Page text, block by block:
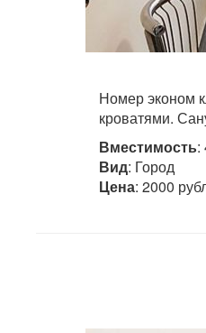
Номер эконом
кроватями.
Вместимость:
Вид: Город
Цена: 2000